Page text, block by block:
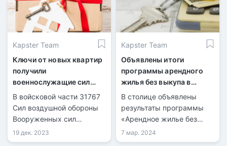
Kapster Team
Ключи от новых квартир
получили
военнослужащие сил
воздушной обороны РК
В войсковой части 31767
Сил воздушной обороны
Вооруженных сил
радостное событие
совпало с празднованием
19 дек. 2023
Kapster Team
Объявлены итоги
программы арендного
жилья без выкупа в
Астане
В столице объявлены
результаты программы
«Арендное жилье без
права выкупа» для
многодетных семей,
7 мар. 2024